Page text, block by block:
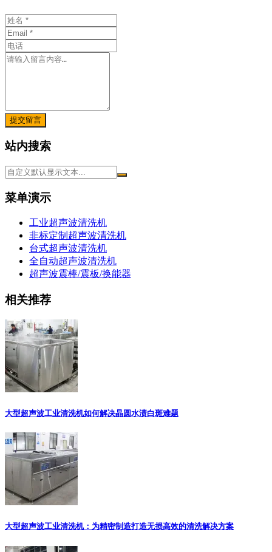
提交留言
站内搜索
菜单演示
工业超声波清洗机
非标定制超声波清洗机
台式超声波清洗机
全自动超声波清洗机
超声波震棒/震板/换能器
相关推荐
大型超声波工业清洗机如何解决晶圆水渍白斑难题
大型超声波工业清洗机：为精密制造打造无损高效的清洗解决方案